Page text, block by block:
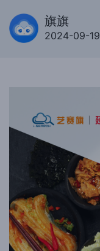
旗旗
2024-09-19